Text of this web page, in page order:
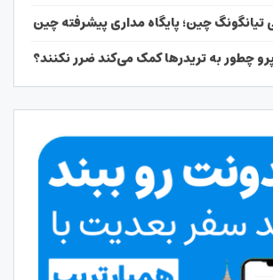
تیانگونگ چین؛ پایگاه مداری پیشرفته چین
چطور به تریدرها کمک می‌کند ضرر نکنند؟